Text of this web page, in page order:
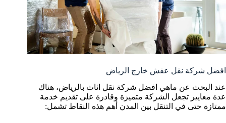
افضل شركة نقل عفش خارج الرياض
عند البحث عن ماهي افضل شركة نقل اثاث بالرياض، هناك
عدة معايير تجعل الشركة متميزة وقادرة على تقديم خدمة
ممتازة حتى في التنقل بين المدن أهم هذه النقاط تشمل: